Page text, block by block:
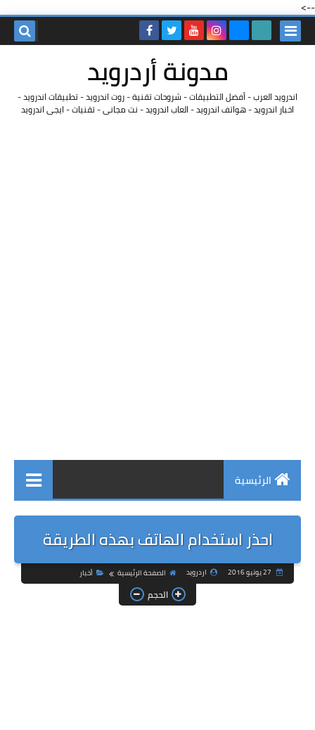
-->
مدونة أردرويد
اندرويد العرب - أفضل التطبيقات - شروحات تقنية - روت اندرويد - تطبيقات اندرويد -
اخبار اندرويد - هواتف اندرويد - العاب اندرويد - نت مجانى - تقنيات - ايجى اندرويد
الرئيسية
احذر استخدام الهاتف بهذه الطريقة
اردرويد الصفحة الرئيسية أخبار
الحجم